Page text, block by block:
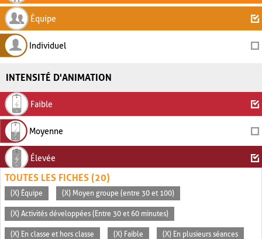
Équipe
Individuel
INTENSITÉ D'ANIMATION
Faible
Moyenne
Élevée
TOUTES LES FICHES (20)
(X) Équipe (X) Moyen groupe (entre 30 et 100)
(X) Activités développées (Entre 30 et 60 minutes)
(X) En classe et hors classe (X) Faible (X) En plusieurs séances